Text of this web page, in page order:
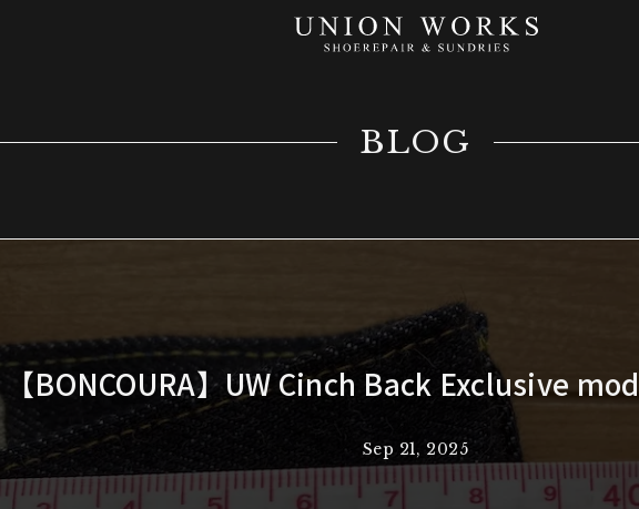
BLOG
【BONCOURA】UW Cinch Back Exclusive
Sep 21, 2025